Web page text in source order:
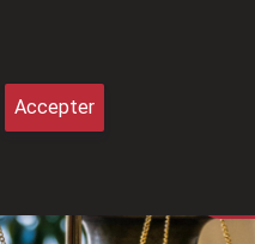
de 8h30 à 12h30.
Accepter